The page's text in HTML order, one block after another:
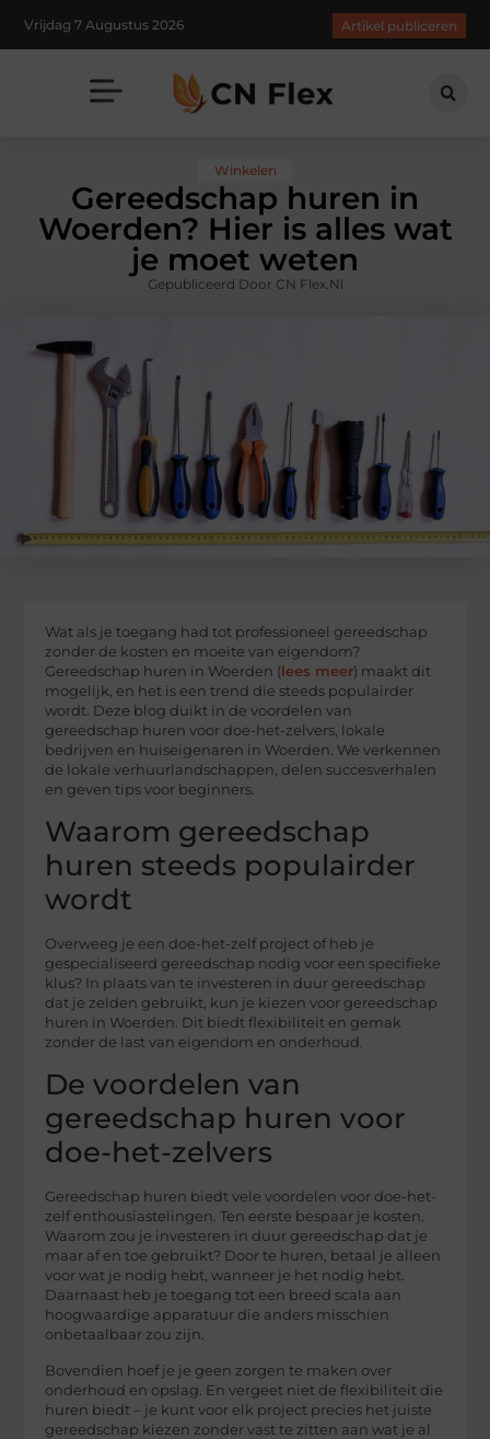
Vrijdag 7 Augustus 2026 Artikel publiceren
Winkelen
Gereedschap huren in
Woerden? Hier is alles wat
je moet weten
Gepubliceerd Door CN Flex.nl
Wat als je toegang had tot professioneel gereedschap
zonder de kosten en moeite van eigendom?
Gereedschap huren in Woerden (lees meer) maakt dit
mogelijk, en het is een trend die steeds populairder
wordt. Deze blog duikt in de voordelen van
gereedschap huren voor doe-het-zelvers, lokale
bedrijven en huiseigenaren in Woerden. We verkennen
de lokale verhuurlandschappen, delen succesverhalen
en geven tips voor beginners.
Waarom gereedschap
huren steeds populairder
wordt
Overweeg je een doe-het-zelf project of heb je
gespecialiseerd gereedschap nodig voor een specifieke
klus? In plaats van te investeren in duur gereedschap
dat je zelden gebruikt, kun je kiezen voor gereedschap
huren in Woerden. Dit biedt flexibiliteit en gemak
zonder de last van eigendom en onderhoud.
De voordelen van
gereedschap huren voor
doe-het-zelvers
Gereedschap huren biedt vele voordelen voor doe-het-
zelf enthousiastelingen. Ten eerste bespaar je kosten.
Waarom zou je investeren in duur gereedschap dat je
maar af en toe gebruikt? Door te huren, betaal je alleen
voor wat je nodig hebt, wanneer je het nodig hebt.
Daarnaast heb je toegang tot een breed scala aan
hoogwaardige apparatuur die anders misschien
onbetaalbaar zou zijn.
Bovendien hoef je je geen zorgen te maken over
onderhoud en opslag. En vergeet niet de flexibiliteit die
huren biedt – je kunt voor elk project precies het juiste
gereedschap kiezen zonder vast te zitten aan wat je al